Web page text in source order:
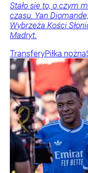
Stało się to, o czym
czasu. Yan
Wybrzeża Kości
Madryt.
TransferyPiłka nożna